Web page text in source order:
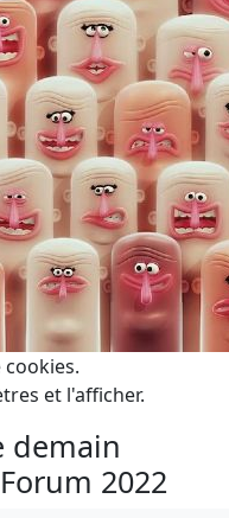
et l'afficher.
demain
2022